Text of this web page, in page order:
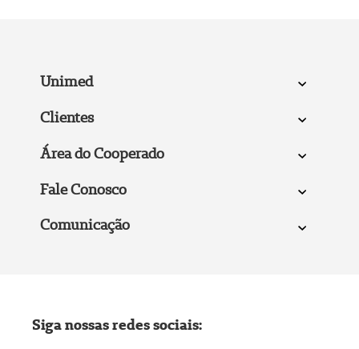
Unimed
Clientes
Área do Cooperado
Fale Conosco
Comunicação
Siga nossas redes sociais: